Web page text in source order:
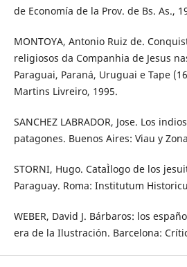
de Economía de la Prov. de Bs. As.,
MONTOYA, Antonio Ruiz de.
religiosos da Companhia de Jesus
Paraguai, Paraná, Uruguai e Tape
Martins Livreiro, 1995.
SANCHEZ LABRADOR, Jose. Los
patagones. Buenos Aires: Viau y
STORNI, Hugo. CataÌlogo de los
Paraguay. Roma: Institutum
WEBER, David J. Bárbaros: los
era de la Ilustración. Barcelona: